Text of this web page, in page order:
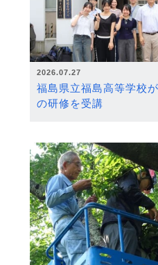
2026.07.27
福島県立福島高等学校
の研修を受講